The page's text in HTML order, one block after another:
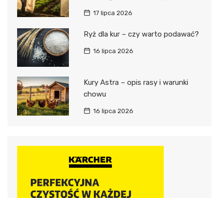
17 lipca 2026
Ryż dla kur – czy warto podawać?
16 lipca 2026
Kury Astra – opis rasy i warunki
chowu
16 lipca 2026